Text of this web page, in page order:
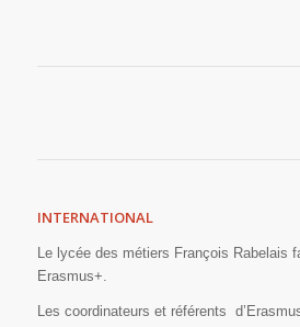
INTERNATIONAL
Le lycée des métiers François Rabelais
Erasmus+.
Les coordinateurs et référents